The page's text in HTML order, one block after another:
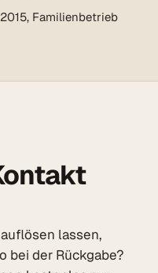
Familienbetrieb
lassen,
bei der Rückgabe?